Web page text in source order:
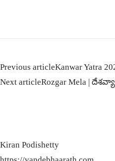
Previous articleKanwar Yatra
Next articleRozgar Mela |
Kiran Podishetty